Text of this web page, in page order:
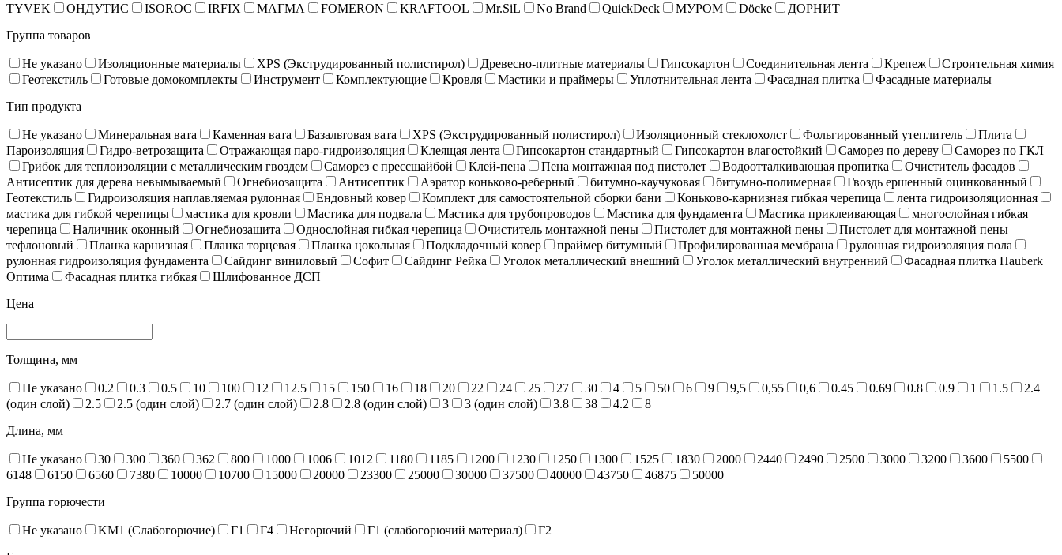
TYVEK
ОНДУТИС ISOROC IRFIX МАГМА FOMERON KRAFTOOL Mr.SiL No Brand QuickDeck МУРОМ Döcke
ДОРНИТ
Группа товаров
Не указано Изоляционные материалы XPS (Экструдированный полистирол) Древесно-плитные материалы Гипсокартон Соединительная лента Крепеж
Строительная химия
Геотекстиль
Готовые домокомплекты Инструмент Комплектующие Кровля Мастики и праймеры Уплотнительная лента Фасадная плитка
Фасадные материалы
Тип продукта
Не указано Минеральная вата Каменная вата Базальтовая вата XPS (Экструдированный полистирол) Изоляционный стеклохолст Фольгированный утеплитель
Плита
Пароизоляция
Гидро-ветрозащита Отражающая паро-гидроизоляция Клеящая лента Гипсокартон стандартный Гипсокартон влагостойкий Саморез по дереву
Саморез по ГКЛ
Грибок для теплоизоляции с металлическим гвоздем
Саморез с прессшайбой Клей-пена Пена монтажная под пистолет Водоотталкивающая пропитка
Очиститель фасадов
Антисептик для дерева невымываемый
Огнебиозащита Антисептик Аэратор коньково-реберный битумно-каучуковая битумно-полимерная
Гвоздь ершенный оцинкованный
Геотекстиль
Гидроизоляция наплавляемая рулонная Ендовный ковер Комплект для самостоятельной сборки бани Коньково-карнизная гибкая черепица
лента гидроизоляционная
мастика для гибкой черепицы
мастика для кровли Мастика для подвала Мастика для трубопроводов Мастика для фундамента Мастика приклеивающая
многослойная гибкая
черепица
Наличник оконный Огнебиозащита Однослойная гибкая черепица Очиститель монтажной пены Пистолет для монтажной пены
Пистолет для монтажной пены
тефлоновый
Планка карнизная Планка торцевая Планка цокольная Подкладочный ковер праймер битумный Профилированная мембрана
рулонная гидроизоляция пола
рулонная гидроизоляция фундамента
Сайдинг виниловый Софит Сайдинг Рейка Уголок металлический внешний Уголок металлический внутренний
Фасадная плитка Hauberk
Оптима
Фасадная плитка гибкая
Шлифованное ДСП
Цена
Толщина, мм
Не указано 0.2 0.3 0.5 10 100 12 12.5 15 150 16 18 20 22 24 25 27 30 4 5 50 6 9 9,5 0,55 0,6 0.45 0.69 0.8 0.9 1 1.5
2.4
(один слой)
2.5 2.5 (один слой) 2.7 (один слой) 2.8 2.8 (один слой) 3 3 (один слой) 3.8 38 4.2
8
Длина, мм
Не указано 30 300 360 362 800 1000 1006 1012 1180 1185 1200 1230 1250 1300 1525 1830 2000 2440 2490 2500 3000 3200 3600
5500
6148
6150 6560 7380 10000 10700 15000 20000 23300 25000 30000 37500 40000 43750 46875
50000
Группа горючести
Не указано KM1 (Слабогорючие) Г1 Г4 Негорючий Г1 (слабогорючий материал)
Г2